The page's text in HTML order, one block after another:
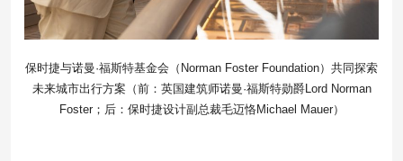
保时捷与诺曼·福斯特基金会（Norman Foster Foundation）共同探索
未来城市出行方案（前：英国建筑师诺曼·福斯特勋爵Lord Norman
Foster；后：保时捷设计副总裁毛迈恪Michael Mauer）